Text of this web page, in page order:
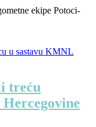
ekipe Potoci-
treću